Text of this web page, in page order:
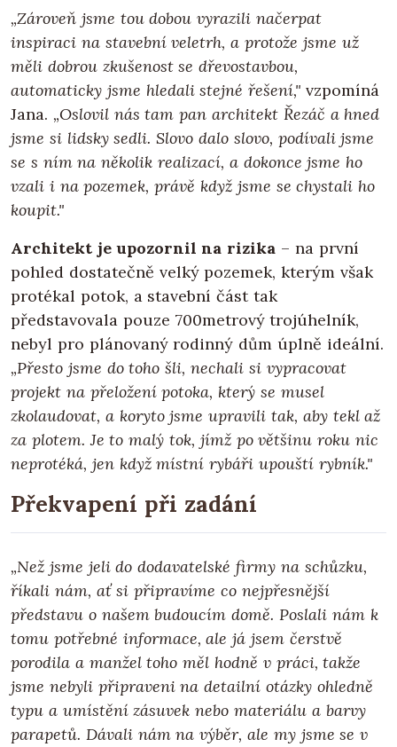
„Zároveň jsme tou dobou vyrazili načerpat
inspiraci na stavební veletrh, a protože jsme už
měli dobrou zkušenost se dřevostavbou,
automaticky jsme hledali stejné řešení," vzpomíná
Jana. „Oslovil nás tam pan architekt Řezáč a hned
jsme si lidsky sedli. Slovo dalo slovo, podívali jsme
se s ním na několik realizací, a dokonce jsme ho
vzali i na pozemek, právě když jsme se chystali ho
koupit."
Architekt je upozornil na rizika – na první
pohled dostatečně velký pozemek, kterým však
protékal potok, a stavební část tak
představovala pouze 700metrový trojúhelník,
nebyl pro plánovaný rodinný dům úplně ideální.
„Přesto jsme do toho šli, nechali si vypracovat
projekt na přeložení potoka, který se musel
zkolaudovat, a koryto jsme upravili tak, aby tekl až
za plotem. Je to malý tok, jímž po většinu roku nic
neprotéká, jen když místní rybáři upouští rybník."
Překvapení při zadání
„Než jsme jeli do dodavatelské firmy na schůzku,
říkali nám, ať si připravíme co nejpřesnější
představu o našem budoucím domě. Poslali nám k
tomu potřebné informace, ale já jsem čerstvě
porodila a manžel toho měl hodně v práci, takže
jsme nebyli připraveni na detailní otázky ohledně
typu a umístění zásuvek nebo materiálu a barvy
parapetů. Dávali nám na výběr, ale my jsme se v